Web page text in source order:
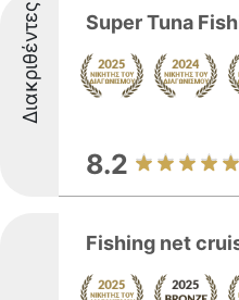
Διακριθέντες Super Tuna
8.2
Fishing net